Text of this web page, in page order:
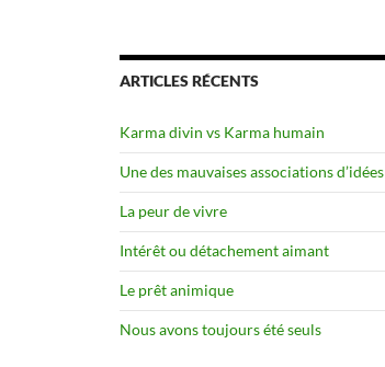
ARTICLES RÉCENTS
Karma divin vs Karma humain
Une des mauvaises associations d’idées
La peur de vivre
Intérêt ou détachement aimant
Le prêt animique
Nous avons toujours été seuls